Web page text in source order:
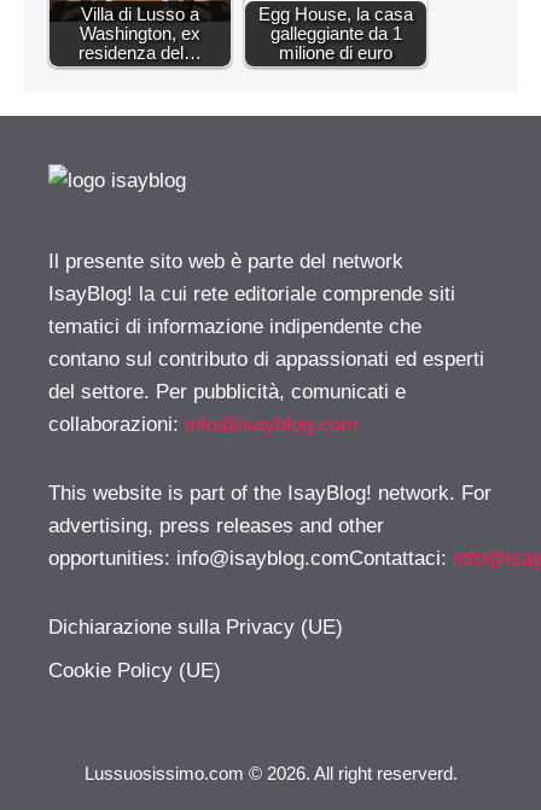
Villa di Lusso a
Washington, ex
residenza del…
Egg House, la casa
galleggiante da 1
milione di euro
Il presente sito web è parte del network
IsayBlog! la cui rete editoriale comprende siti
tematici di informazione indipendente che
contano sul contributo di appassionati ed esperti
del settore. Per pubblicità, comunicati e
collaborazioni: info@isayblog.com
This website is part of the IsayBlog! network. For
advertising, press releases and other
opportunities: info@isayblog.comContattaci:
Dichiarazione sulla Privacy (UE)
Cookie Policy (UE)
Lussuosissimo.com © 2026. All right reserverd.